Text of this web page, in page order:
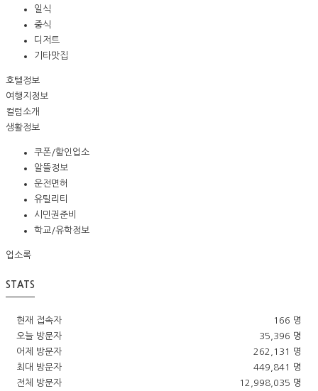
일식
중식
디저트
기타맛집
호텔정보
여행지정보
컬럼소개
생활정보
쿠폰/할인업소
알뜰정보
운전면허
유틸리티
시민권준비
학교/유학정보
업소록
STATS
166 명
현재 접속자
35,396 명
오늘 방문자
262,131 명
어제 방문자
449,841 명
최대 방문자
12,998,035 명
전체 방문자